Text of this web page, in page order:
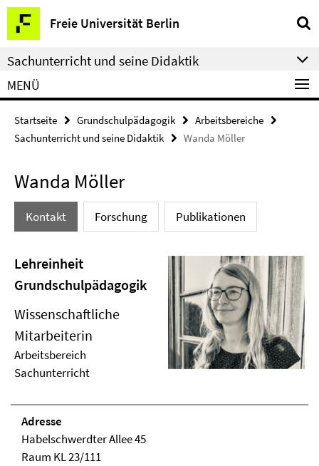
Springe
direkt
zu
Inhalt
Freie Universität Berlin
Service-
Navigation
Sachunterricht und seine Didaktik
MENÜ
Startseite Grundschulpädagogik
Arbeitsbereiche
Sachunterricht und seine Didaktik
Wanda Möller
Wanda Möller
Kontakt Forschung Publikationen
Lehreinheit
Grundschulpädagogik
Wissenschaftliche
Mitarbeiterin
Arbeitsbereich
Sachunterricht
Adresse
Habelschwerdter Allee 45
Raum KL 23/111